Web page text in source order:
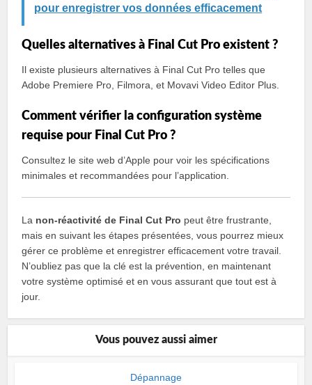
pour enregistrer vos données efficacement
Quelles alternatives à Final Cut Pro existent ?
Il existe plusieurs alternatives à Final Cut Pro telles que
Adobe Premiere Pro, Filmora, et Movavi Video Editor Plus.
Comment vérifier la configuration système
requise pour Final Cut Pro ?
Consultez le site web d’Apple pour voir les spécifications
minimales et recommandées pour l’application.
La non-réactivité de Final Cut Pro peut être frustrante,
mais en suivant les étapes présentées, vous pourrez mieux
gérer ce problème et enregistrer efficacement votre travail.
N’oubliez pas que la clé est la prévention, en maintenant
votre système optimisé et en vous assurant que tout est à
jour.
Vous pouvez aussi aimer
Dépannage